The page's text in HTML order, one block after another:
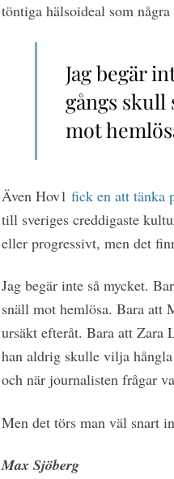
töntiga hälsoideal som
Jag begär
gångs skull
mot
Även Hov1 fick en att tänka
till sveriges creddigaste
eller progressivt, men det
Jag begär inte så mycket.
snäll mot hemlösa. Bara att
ursäkt efteråt. Bara att Zara
han aldrig skulle vilja
och när journalisten frågar
Men det törs man väl snart
Max Sjöberg